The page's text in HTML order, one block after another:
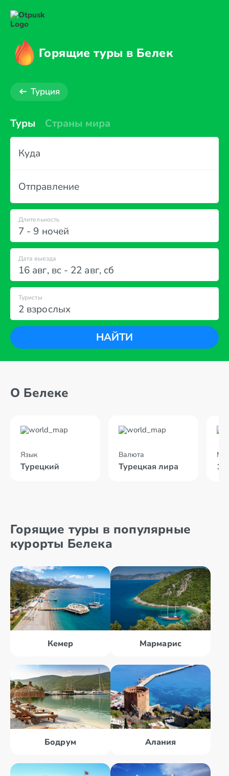
Горящие туры в Белек
Турция
Туры Страны мира
Куда
Отправление
7 - 9 ночей
Длительность
Дата выезда
16 авг, вс- 22 авг, сб
2 взрослых
Туристы
НАЙТИ
О Белеке
Язык
Турецкий
Валюта
Турецкая лира
Горящие туры в популярные
курорты Белека
Кемер Мармарис
Бодрум Алания